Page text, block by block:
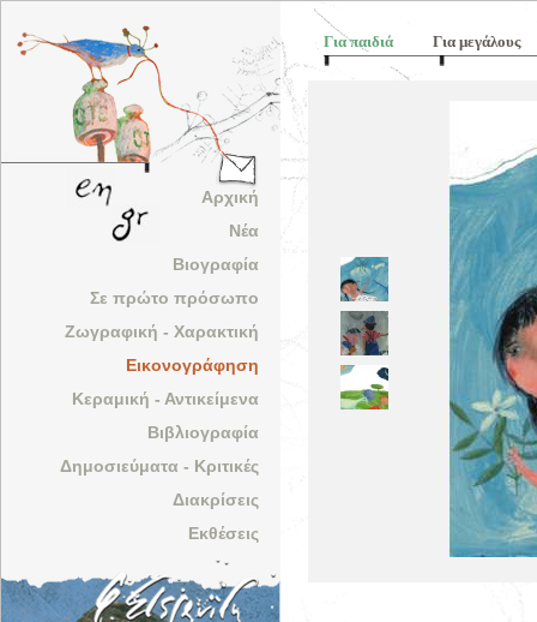
Αρχική
Νέα
Βιογραφία
Σε πρώτο πρόσωπο
Ζωγραφική - Χαρακτική
Εικονογράφηση
Κεραμική - Αντικείμενα
Βιβλιογραφία
Δημοσιεύματα - Κριτικές
Διακρίσεις
Εκθέσεις
Για παιδιά Για μεγάλους